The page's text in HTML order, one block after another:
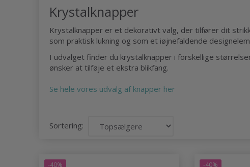
Krystalknapper
Krystalknapper er et dekorativt valg, der tilfører dit
som praktisk lukning og som et iøjnefaldende
I udvalget finder du krystalknapper i forskellige
ønsker at tilføje et ekstra blikfang.
Se hele vores udvalg af knapper her
Sortering:
-40% -40%